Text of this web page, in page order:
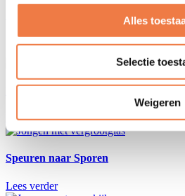
Alles
Selectie
Weigeren
Dordrecht | Digitale NMEGids.nl
Zie hieronder ons aanbod voor de
Bevertocht
Lees verder
Speuren naar Sporen
Lees verder